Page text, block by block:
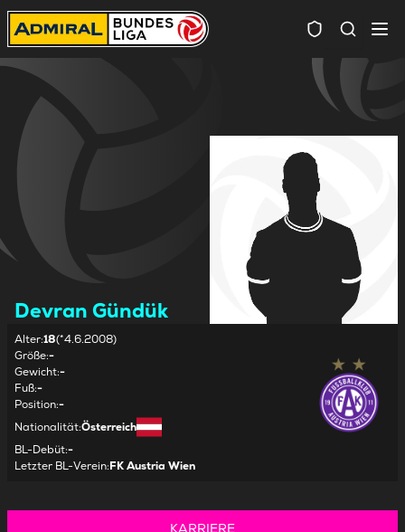
Devran Gündük
Alter:18(*4.6.2008)
Größe:-
Gewicht:-
Fuß:-
Position:-
Nationalität:Österreich
BL-Debüt:-
Letzter BL-Verein:FK Austria Wien
KARRIERE